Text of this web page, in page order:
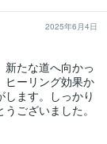
2025年6月4日
たな道へ向かっ
ヒーリング効果か
ます。しっかり
ございました。